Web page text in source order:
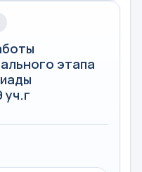
этапа
уч.г